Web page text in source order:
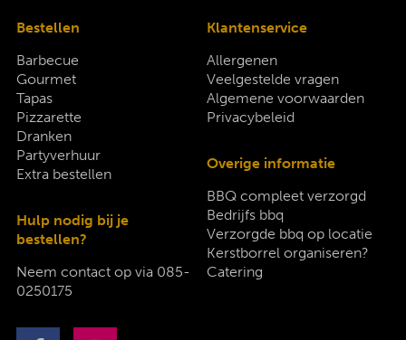
Bestellen
Barbecue
Gourmet
Tapas
Pizzarette
Dranken
Partyverhuur
Extra bestellen
Hulp nodig bij je
bestellen?
Neem contact op via 085-
0250175
Klantenservice
Allergenen
Veelgestelde vragen
Algemene voorwaarden
Privacybeleid
Overige informatie
BBQ compleet verzorgd
Bedrijfs bbq
Verzorgde bbq op locatie
Kerstborrel organiseren?
Catering